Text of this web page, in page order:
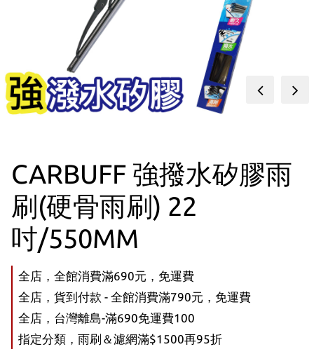
prev next
CARBUFF 強撥水矽膠雨
刷(硬骨雨刷) 22
吋/550MM
全店，全館消費滿690元，免運費
全店，貨到付款 - 全館消費滿790元，免運費
全店，台灣離島-滿690免運費100
指定分類，雨刷＆濾網滿$1500再95折